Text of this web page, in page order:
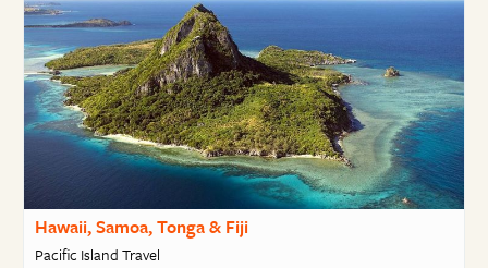
Hawaii, Samoa, Tonga & Fiji
Pacific Island Travel